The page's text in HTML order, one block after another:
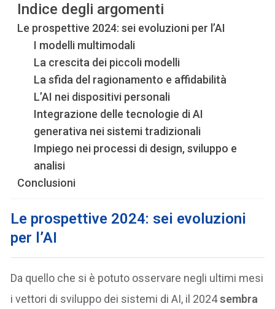
Indice degli argomenti
Le prospettive 2024: sei evoluzioni per l’AI
I modelli multimodali
La crescita dei piccoli modelli
La sfida del ragionamento e affidabilità
L’AI nei dispositivi personali
Integrazione delle tecnologie di AI
generativa nei sistemi tradizionali
Impiego nei processi di design, sviluppo e
analisi
Conclusioni
Le prospettive 2024: sei evoluzioni
per l’AI
Da quello che si è potuto osservare negli ultimi mesi
i vettori di sviluppo dei sistemi di AI, il 2024sembra